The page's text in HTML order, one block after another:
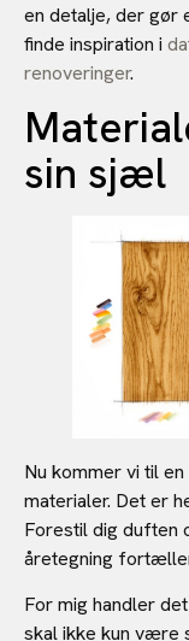
en detalje, der gør
finde inspiration i
renoveringer.
sin sjæl
Nu kommer vi til
materialer. Det er
Forestil dig duften
åretegning
For mig handler
skal ikke kun være